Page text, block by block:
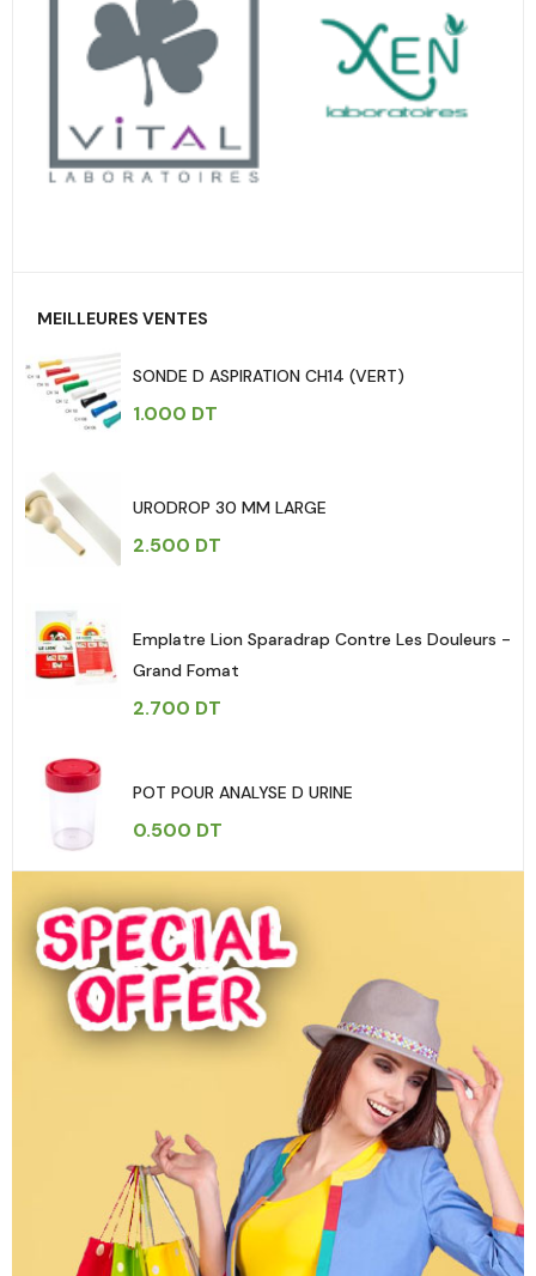
MEILLEURES VENTES
SONDE D ASPIRATION CH14 (VERT)
1.000 DT
URODROP 30 MM LARGE
2.500 DT
Emplatre Lion Sparadrap Contre Les Douleurs -
Grand Fomat
2.700 DT
POT POUR ANALYSE D URINE
0.500 DT